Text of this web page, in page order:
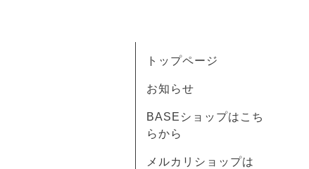
トップページ
お知らせ
BASEショップはこち
らから
メルカリショップは